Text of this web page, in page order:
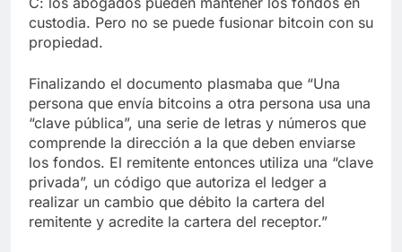
custodia. Pero no se puede fusionar bitcoin con su
propiedad.
Finalizando el documento plasmaba que “Una
persona que envía bitcoins a otra persona usa una
“clave pública”, una serie de letras y números que
comprende la dirección a la que deben enviarse
los fondos. El remitente entonces utiliza una “clave
privada”, un código que autoriza el ledger a
realizar un cambio que débito la cartera del
remitente y acredite la cartera del receptor.”